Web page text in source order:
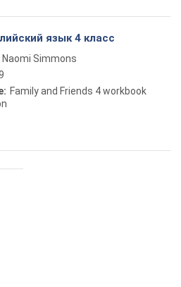
язык 4 класс
Naomi Simmons
Family and Friends 4 workbook